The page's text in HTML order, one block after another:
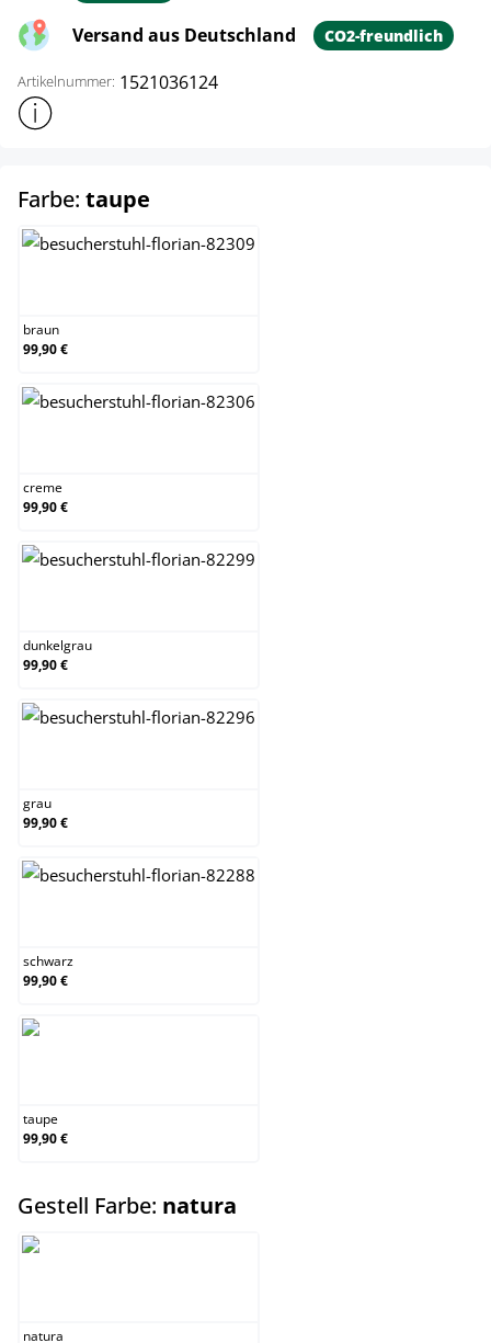
Versand aus Deutschland CO2-freundlich
Artikelnummer: 1521036124
Weitere Produktinformationen anzeigen
Farbe: taupe
braun
99,90 €
creme
99,90 €
dunkelgrau
99,90 €
grau
99,90 €
schwarz
99,90 €
taupe
99,90 €
Gestell Farbe: natura
natura